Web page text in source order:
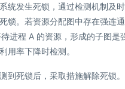
系统发生死锁，通过检测机制及
锁。若资源分配图中存在强连
进程 A 的资源，形成的子图
用率下降时检测。
到死锁后，采取措施解除死锁。